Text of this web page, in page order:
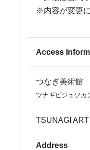
※内容が変更
Access
つなぎ美術館
ツナギビジュツカ
TSUNAGI
Address